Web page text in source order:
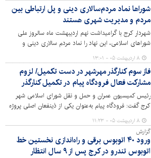
شوراها نماد مردم‌سالاری دینی و پل ارتباطی بین
مردم و مدیریت شهری هستند
شهردار کرج با گرامیداشت نهم اردیبهشت ماه سالروز ملی
شوراهای اسلامی، این نهاد را نماد مردم سالاری دینی و
مشارکت عموم مردم در تعیین سرنوشت شهرها و روستاها و
پل ارتباطی بین مردم و مدیریت شهری دانست.
۸ اردیبهشت ۰۵ - ۱۳:۰۱
فاز سوم کنارگذر مهرشهر در دست تکمیل/ لزوم
مشارکت فعال فرودگاه پیام در تکمیل کنارگذر
رئیس کمیسیون عمران و حمل و نقل شورای اسلامی شهر
کرج گفت: فرودگاه پیام به‌عنوان یکی از ذینفعان اصلی پروژه
کنارگذر شهید شعبان نصیری (مهرشهر) با شهرداری کرج
همکاری نزدیک‌تری داشته باشد.
۸ اردیبهشت ۰۵ - ۱۱:۲۳
گزارش
ورود ۴۰ اتوبوس برقی و راه‌اندازی نخستین خط
اتوبوس تندرو در کرج پس از ۹ سال انتظار